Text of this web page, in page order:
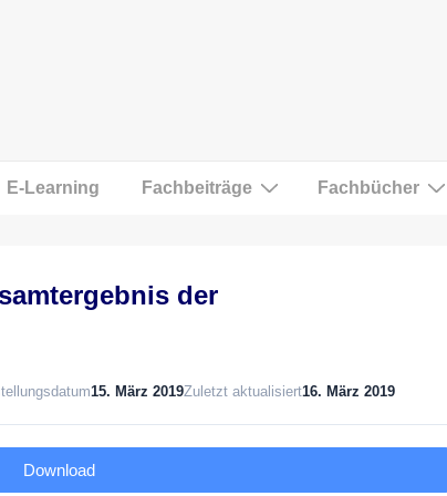
E-Learning Fachbeiträge Fachbücher
der
15. März 2019Zuletzt aktualisiert16. März 2019
Download